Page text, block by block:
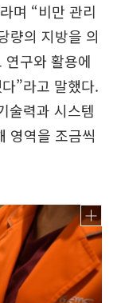
며 “비만 관리
량의 지방을 의
구와 활용에
”라고 말했다.
술력과 시스템
영역을 조금씩